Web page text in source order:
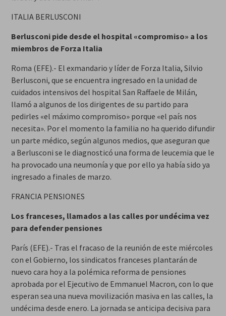
ITALIA BERLUSCONI
Berlusconi pide desde el hospital «compromiso» a los
miembros de Forza Italia
Roma (EFE).- El exmandario y líder de Forza Italia, Silvio
Berlusconi, que se encuentra ingresado en la unidad de
cuidados intensivos del hospital San Raffaele de Milán,
llamó a algunos de los dirigentes de su partido para
pedirles «el máximo compromiso» porque «el país nos
necesita». Por el momento la familia no ha querido difundir
un parte médico, según algunos medios, que aseguran que
a Berlusconi se le diagnosticó una forma de leucemia que le
ha provocado una neumonía y que por ello ya había sido ya
ingresado a finales de marzo.
FRANCIA PENSIONES
Los franceses, llamados a las calles por undécima vez
para defender pensiones
París (EFE).- Tras el fracaso de la reunión de este miércoles
con el Gobierno, los sindicatos franceses plantarán de
nuevo cara hoy a la polémica reforma de pensiones
aprobada por el Ejecutivo de Emmanuel Macron, con lo que
esperan sea una nueva movilización masiva en las calles, la
undécima desde enero. La jornada se anticipa decisiva para